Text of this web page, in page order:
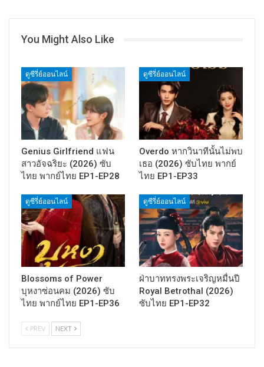
You Might Also Like
ดูซีรี่ย์ออนไลน์
Genius Girlfriend แฟน
สาวอัจฉริยะ (2026) ซับ
ไทย พากย์ไทย EP1-EP28
ดูซีรี่ย์ออนไลน์
Overdo หากวินาทีนั้นไม่พบ
เธอ (2026) ซับไทย พากย์
ไทย EP1-EP33
ดูซีรี่ย์ออนไลน์
Blossoms of Power
บุหงาซ่อนคม (2026) ซับ
ไทย พากย์ไทย EP1-EP36
ดูซีรี่ย์ออนไลน์
ฝ่าบาททรงพระเจริญหมื่นปี
Royal Betrothal (2026)
ซับไทย EP1-EP32
PREV NEXT